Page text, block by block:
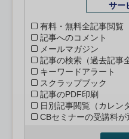
サー
有料・無料全記事閲覧
記事へのコメント
メールマガジン
記事の検索（過去記事
キーワードアラート
スクラップブック
記事のPDF印刷
日別記事閲覧（カレン
CBセミナーの受講料